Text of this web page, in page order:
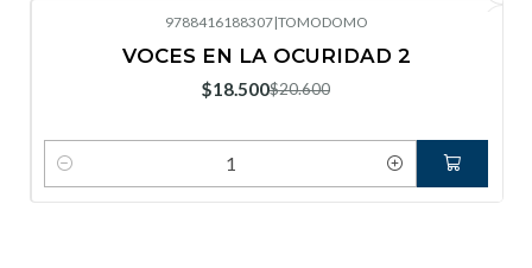
9788416188307|TOMODOMO
VOCES EN LA OCURIDAD 2
$18.500$20.600
Cantidad